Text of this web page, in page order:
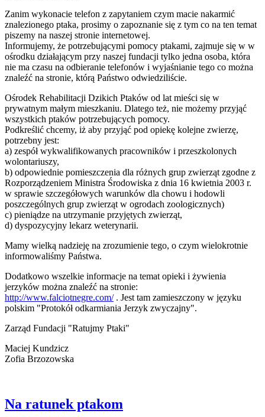
Zanim wykonacie telefon z zapytaniem czym macie nakarmić
znalezionego ptaka, prosimy o zapoznanie się z tym co na ten temat
piszemy na naszej stronie internetowej.
Informujemy, że potrzebującymi pomocy ptakami, zajmuje się w w
ośrodku działającym przy naszej fundacji tylko jedna osoba, która
nie ma czasu na odbieranie telefonów i wyjaśnianie tego co można
znaleźć na stronie, którą Państwo odwiedziliście.
Ośrodek Rehabilitacji Dzikich Ptaków od lat mieści się w
prywatnym małym mieszkaniu. Dlatego też, nie możemy przyjąć
wszystkich ptaków potrzebujących pomocy.
Podkreślić chcemy, iż aby przyjąć pod opiekę kolejne zwierzę,
potrzebny jest:
a) zespół wykwalifikowanych pracowników i przeszkolonych
wolontariuszy,
b) odpowiednie pomieszczenia dla różnych grup zwierząt zgodne z
Rozporządzeniem Ministra Środowiska z dnia 16 kwietnia 2003 r.
w sprawie szczegółowych warunków dla chowu i hodowli
poszczególnych grup zwierząt w ogrodach zoologicznych)
c) pieniądze na utrzymanie przyjętych zwierząt,
d) dyspozycyjny lekarz weterynarii.
Mamy wielką nadzieję na zrozumienie tego, o czym wielokrotnie
informowaliśmy Państwa.
Dodatkowo wszelkie informacje na temat opieki i żywienia
jerzyków można znaleźć na stronie:
http://www.falciotnegre.com/. Jest tam zamieszczony w języku
polskim "Protokół odkarmiania Jerzyk zwyczajny".
Zarząd Fundacji "Ratujmy Ptaki"
Maciej Kundzicz
Zofia Brzozowska
Na ratunek ptakom